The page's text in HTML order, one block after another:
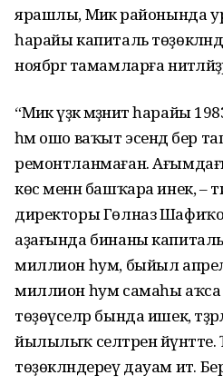
ярашлы, Миәкә районында
һарайы капиталь
ноябргә тамамларға
“Миәкә үҙәк мәҙәниәт
һәм ошо ваҡыт эсендә бер
ремонтланмаған.
көс менән башҡара инек, –
директоры Гөлназ
аҙағында бинаны
миллион һум, быйыл
миллион һум самаһы аҡса
төҙөүселәр бында ишек,
йылылыҡ селтәрен
төҙөкләндереү дауам итә.